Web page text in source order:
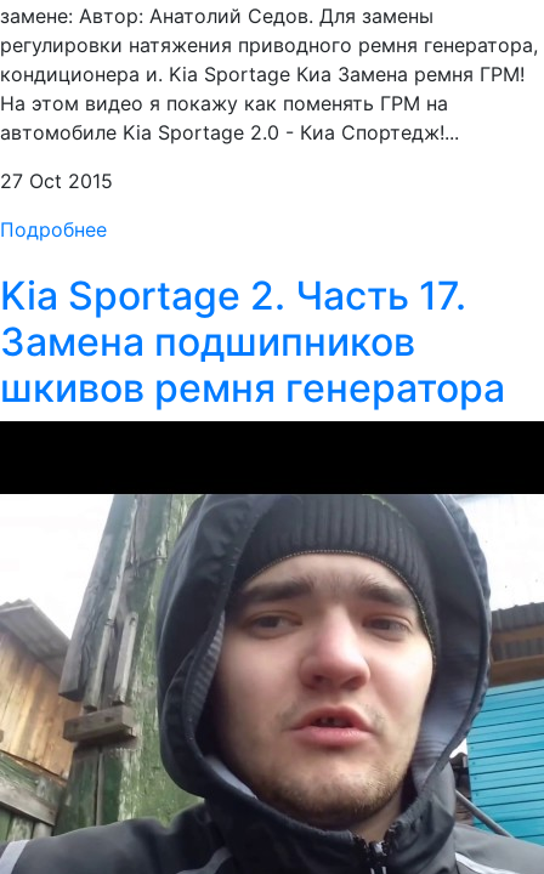
замене: Автор: Анатолий Седов. Для замены
регулировки натяжения приводного ремня генератора,
кондиционера и. Kia Sportage Киа Замена ремня ГРМ!
На этом видео я покажу как поменять ГРМ на
автомобиле Kia Sportage 2.0 - Киа Спортедж!...
27 Oct 2015
Подробнее
Kia Sportage 2. Часть 17.
Замена подшипников
шкивов ремня генератора